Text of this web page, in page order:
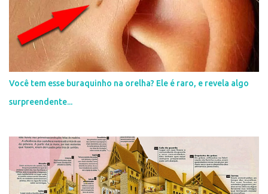
n
t
i
o
Você tem esse buraquinho na orelha? Ele é raro, e revela algo
surpreendente...